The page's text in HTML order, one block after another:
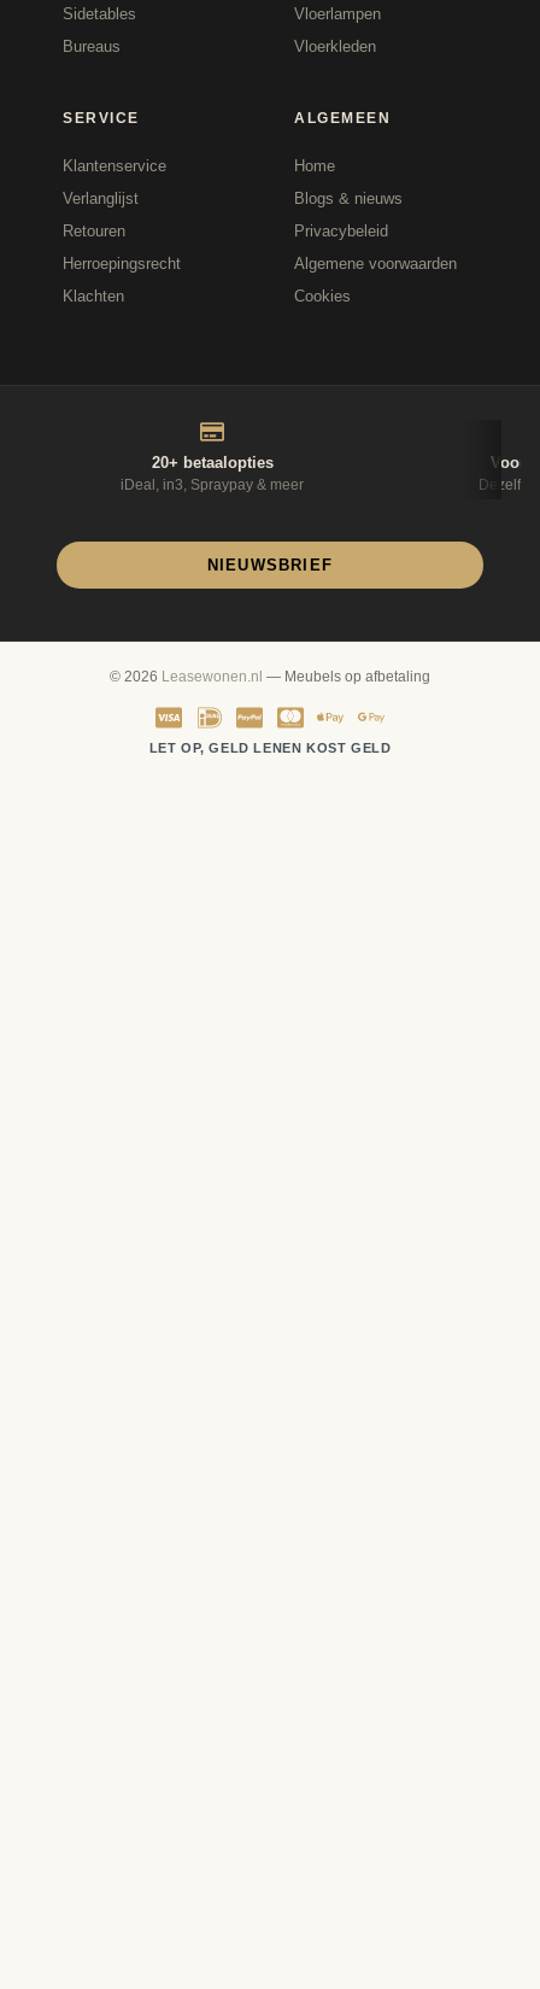
Sidetables
Bureaus
Vloerlampen
Vloerkleden
SERVICE
Klantenservice
Verlanglijst
Retouren
Herroepingsrecht
Klachten
ALGEMEEN
Home
Blogs & nieuws
Privacybeleid
Algemene voorwaarden
Cookies
20+ betaalopties
iDeal, in3, Spraypay & meer
Voor
NIEUWSBRIEF
© 2026 Leasewonen.nl — Meubels op afbetaling
LET OP, GELD LENEN KOST GELD